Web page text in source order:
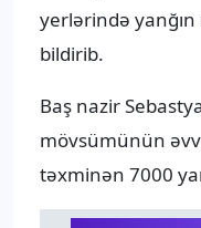
yerlərində
bildirib.
Baş nazir
mövsümünün
təxminən 7000